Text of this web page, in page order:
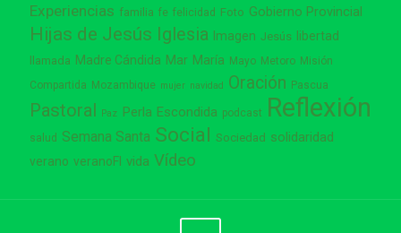
Experiencias familia fe felicidad Foto Gobierno Provincial
Hijas de Jesús Iglesia Imagen Jesús libertad
llamada Madre Cándida Mar María Mayo Metoro Misión
Compartida Mozambique mujer navidad Oración Pascua
Pastoral Paz Perla Escondida podcast Reflexión
salud Semana Santa Social Sociedad solidaridad
verano veranoFI vida Vídeo